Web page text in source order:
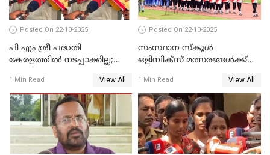
Posted On 22-10-2025
പി എം ശ്രീ പദ്ധതി
കേരളത്തില്‍ നടപ്പാക്കില്ല;
VIDEO
1 Min Read View All
Posted On 22-10-2025
സംസ്ഥാന സ്‌കൂള്‍
ഒളിമ്പിക്‌സ് മത്സരങ്ങള്‍ക്ക്
1 Min Read View All